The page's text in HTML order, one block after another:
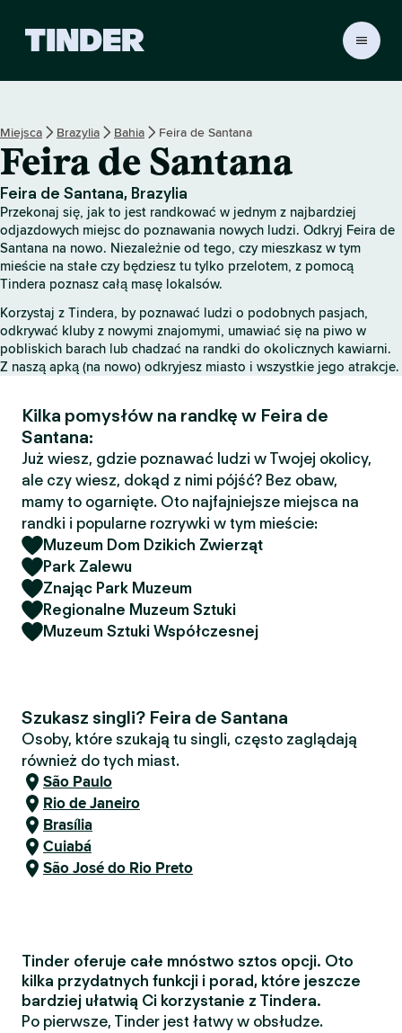
r
S
t
r
o
n
a
g
ł
w
n
a
Miejsca Brazylia Bahia Feira de Santana
Feira de Santana
Feira de Santana, Brazylia
Przekonaj się, jak to jest randkować w jednym z najbardziej
odjazdowych miejsc do poznawania nowych ludzi. Odkryj Feira de
Santana na nowo. Niezależnie od tego, czy mieszkasz w tym
mieście na stałe czy będziesz tu tylko przelotem, z pomocą
Tindera poznasz całą masę lokalsów.
Korzystaj z Tindera, by poznawać ludzi o podobnych pasjach,
odkrywać kluby z nowymi znajomymi, umawiać się na piwo w
pobliskich barach lub chadzać na randki do okolicznych kawiarni.
Z naszą apką (na nowo) odkryjesz miasto i wszystkie jego atrakcje.
Kilka pomysłów na randkę w Feira de
Santana:
Już wiesz, gdzie poznawać ludzi w Twojej okolicy,
ale czy wiesz, dokąd z nimi pójść? Bez obaw,
mamy to ogarnięte. Oto najfajniejsze miejsca na
randki i popularne rozrywki w tym mieście:
Muzeum Dom Dzikich Zwierząt
Park Zalewu
Znając Park Muzeum
Regionalne Muzeum Sztuki
Muzeum Sztuki Współczesnej
Szukasz singli? Feira de Santana
Osoby, które szukają tu singli, często zaglądają
również do tych miast.
São Paulo
Rio de Janeiro
Brasília
Cuiabá
São José do Rio Preto
Tinder oferuje całe mnóstwo sztos opcji. Oto
kilka przydatnych funkcji i porad, które jeszcze
bardziej ułatwią Ci korzystanie z Tindera.
Po pierwsze, Tinder jest łatwy w obsłudze.